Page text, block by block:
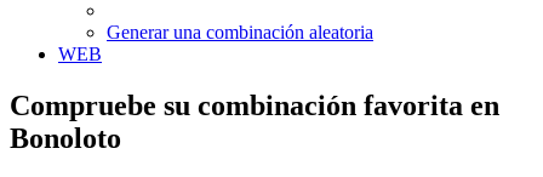
Generar una combinación aleatoria
WEB
Compruebe su combinación favorita en
Bonoloto